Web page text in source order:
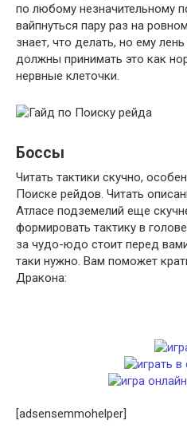
по любому незначительному
вайпнуться пару раз на
знает, что делать, но ему
должны принимать это как
нервные клеточки.
Боссы
Читать тактики скучно,
Поиске рейдов. Читать
Атласе подземелий еще
формировать тактику в
за чудо-юдо стоит перед
таки нужно. Вам поможет
Дракона:
[adsensemmohelper]